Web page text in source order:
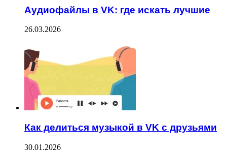
Аудиофайлы в VK: где искать лучшие
26.03.2026
Как делиться музыкой в VK с друзьями
30.01.2026